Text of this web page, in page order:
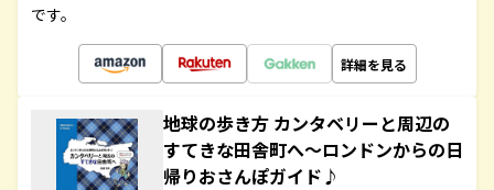
です。
詳細を見る
地球の歩き方 カンタベリーと周辺の
すてきな田舎町へ～ロンドンからの日
帰りおさんぽガイド♪